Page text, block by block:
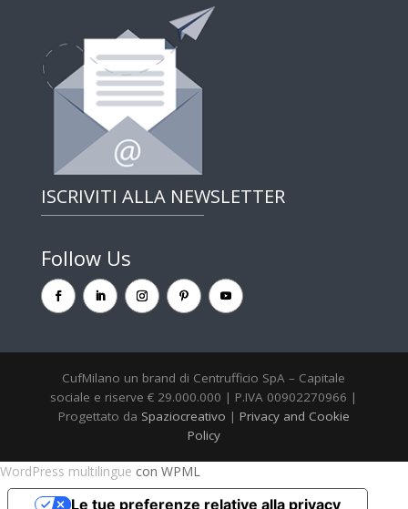
ISCRIVITI ALLA NEWSLETTER
Follow Us
CufMilano un brand di Centrufficio SpA – Capitale
sociale e riserve € 29.000.000 | P.IVA 00902270966 |
Progettato da Spaziocreativo | Privacy and Cookie
Policy
WordPress multilingue con WPML
Le tue preferenze relative alla privacy